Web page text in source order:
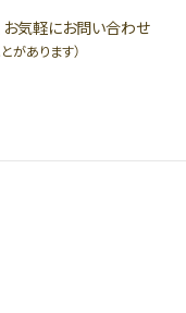
気軽にお問い合わせ
があります）